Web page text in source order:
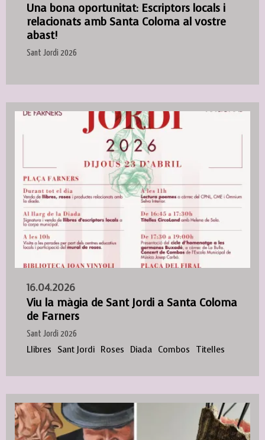
Una bona oportunitat: Escriptors locals i
relacionats amb Santa Coloma al vostre
abast!
Sant Jordi 2026
16.04.2026
Viu la màgia de Sant Jordi a Santa Coloma
de Farners
Sant Jordi 2026
Llibres Sant Jordi Roses Diada Combos Titelles